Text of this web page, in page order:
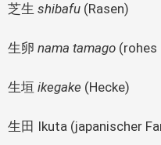
芝生 shibafu (Rasen)
生卵 nama tamago (rohes
生垣 ikegake (Hecke)
生田 Ikuta (japanischer